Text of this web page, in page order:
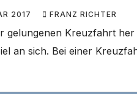
2017 FRANZ RICHTER
gelungenen Kreuzfahrt
an sich. Bei einer